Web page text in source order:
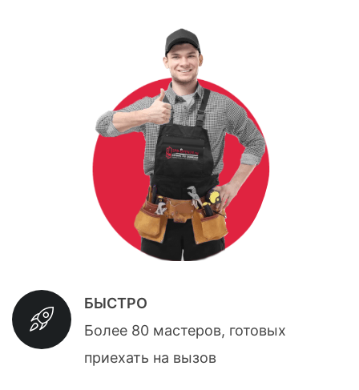
БЫСТРО
Более 80 мастеров, готовых
приехать на вызов